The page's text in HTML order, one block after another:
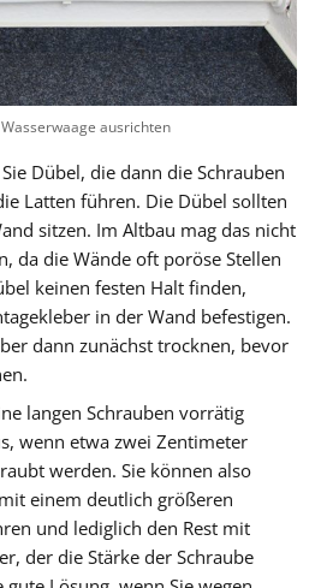
ausrichten
Dübel, die dann die Schrauben
Latten führen. Die Dübel sollten
sitzen. Im Altbau mag das nicht
da die Wände oft poröse Stellen
keinen festen Halt finden,
in der Wand befestigen.
dann zunächst trocknen, bevor
langen Schrauben vorrätig
wenn etwa zwei Zentimeter
werden. Sie können also
einem deutlich größeren
und lediglich den Rest mit
der die Stärke der Schraube